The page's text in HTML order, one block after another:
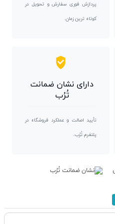
پردازش فوری سفارش و تحویل در
کوتاه ترین زمان.
دارای نشان ضمانت
تُرُب
تأیید اصالت و عملکرد فروشگاه در
پلتفرم تُرُب.